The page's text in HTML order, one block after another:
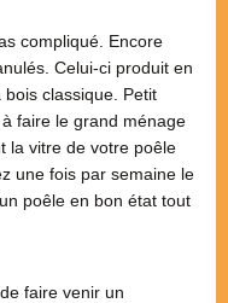
compliqué. Encore
Celui-ci produit en
bois classique. Petit
faire le grand ménage
la vitre de votre poêle
une fois par semaine le
poêle en bon état tout
faire venir un